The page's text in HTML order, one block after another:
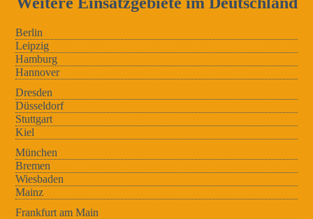
Berlin
Leipzig
Hamburg
Hannover
Dresden
Düsseldorf
Stuttgart
Kiel
München
Bremen
Wiesbaden
Mainz
Frankfurt am Main